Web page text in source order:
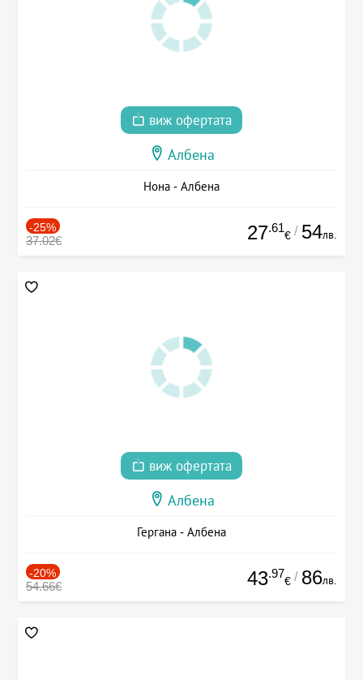
виж офертата
Албена
Нона - Албена
-25%
37.02€ 27.61
€ / 54лв.
виж офертата
Албена
Гергана - Албена
-20%
54.66€ 43.97
€ / 86лв.